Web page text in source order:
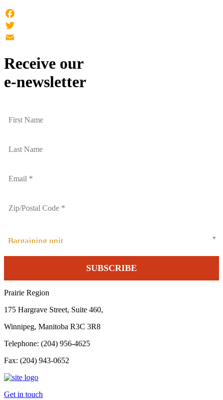
Facebook
Twitter
Receive our
e-newsletter
Bargaining unit
Prairie Region
175 Hargrave Street, Suite 460,
Winnipeg, Manitoba R3C 3R8
Telephone: (204) 956-4625
Fax: (204) 943-0652
Get in touch